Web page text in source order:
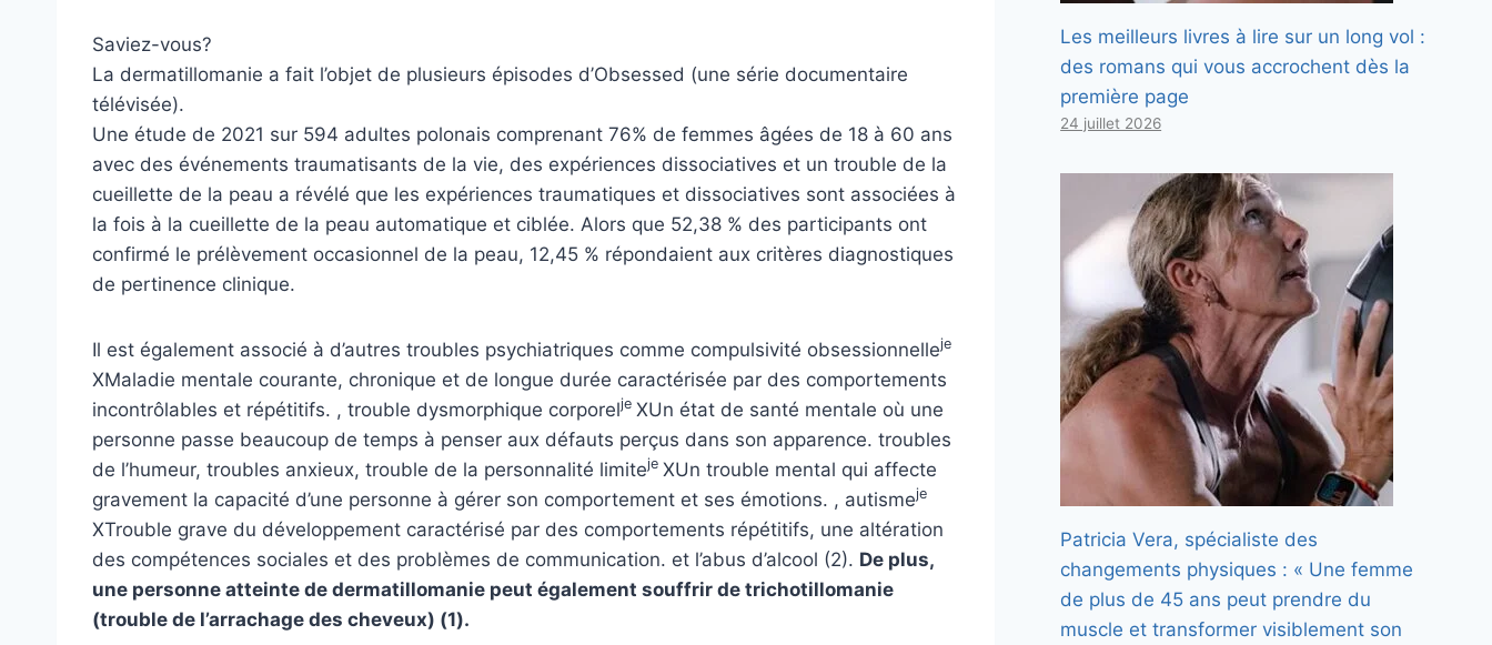
Saviez-vous?
La dermatillomanie a fait l’objet de plusieurs épisodes d’Obsessed (une série documentaire
télévisée).
Une étude de 2021 sur 594 adultes polonais comprenant 76% de femmes âgées de 18 à 60 ans
avec des événements traumatisants de la vie, des expériences dissociatives et un trouble de la
cueillette de la peau a révélé que les expériences traumatiques et dissociatives sont associées à
la fois à la cueillette de la peau automatique et ciblée. Alors que 52,38 % des participants ont
confirmé le prélèvement occasionnel de la peau, 12,45 % répondaient aux critères diagnostiques
de pertinence clinique.
Il est également associé à d’autres troubles psychiatriques comme compulsivité obsessionnelleje
XMaladie mentale courante, chronique et de longue durée caractérisée par des comportements
incontrôlables et répétitifs. , trouble dysmorphique corporelje XUn état de santé mentale où une
personne passe beaucoup de temps à penser aux défauts perçus dans son apparence. troubles
de l’humeur, troubles anxieux, trouble de la personnalité limiteje XUn trouble mental qui affecte
gravement la capacité d’une personne à gérer son comportement et ses émotions. , autismeje
XTrouble grave du développement caractérisé par des comportements répétitifs, une altération
des compétences sociales et des problèmes de communication. et l’abus d’alcool (2). De plus,
une personne atteinte de dermatillomanie peut également souffrir de trichotillomanie
(trouble de l’arrachage des cheveux) (1).
Les meilleurs livres à lire sur un long vol :
des romans qui vous accrochent dès la
première page
24 juillet 2026
Patricia Vera, spécialiste des
changements physiques : « Une femme
de plus de 45 ans peut prendre du
muscle et transformer visiblement son